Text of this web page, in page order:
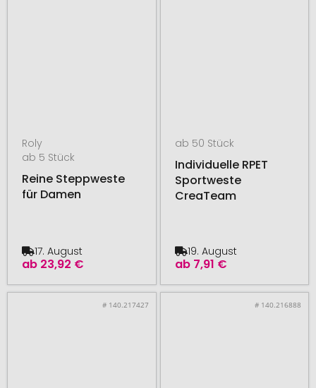
Roly
ab 5 Stück
Reine Steppweste
für Damen
ab 23,92 €
17. August
ab 50 Stück
Individuelle RPET
Sportweste
CreaTeam
ab 7,91 €
19. August
# 140.217427 # 140.216888